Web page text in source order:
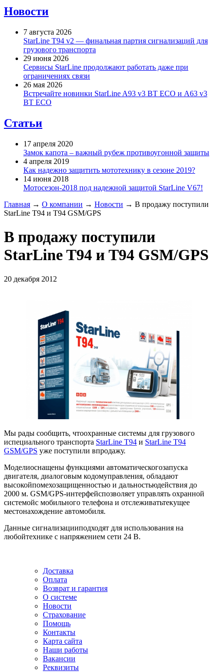
Новости
7 августа 2026
StarLine T94 v2 — финальная партия сигнализаций для
грузового транспорта
29 июня 2026
Сервисы StarLine продолжают работать даже при
ограничениях связи
26 мая 2026
Встречайте новинки StarLine A93 v3 BT ECO и A63 v3
BT ECO
Статьи
17 апреля 2020
Замок капота – важный рубеж противоугонной защиты
4 апреля 2019
Как надежно защитить мототехнику в сезоне 2019?
14 июня 2018
Мотосезон-2018 под надежной защитой StarLine V67!
Главная → О компании → Новости → В продажу поступили
StarLine T94 и T94 GSM/GPS
В продажу поступили
StarLine T94 и T94 GSM/GPS
20 декабря 2012
Мы рады сообщить, чтоохранные системы для грузового
испециального транспорта StarLine T94 и StarLine T94
GSM/GPS уже поступили впродажу.
Моделиоснащены функциями автоматическогозапуска
двигателя, диалоговым кодомуправления, обладают
высокойпомехозащищенностью и дальностьюдействия до
2000 м. GSM/GPS-интерфейспозволяет управлять охранной
системойс мобильного телефона и отслеживатьтекущее
местонахождение автомобиля.
Данные сигнализацииподходят для использования на
любойтехнике с напряжением сети 24 В.
Доставка
Оплата
Возврат и гарантия
О системе
Новости
Страхование
Помощь
Контакты
Карта сайта
Наши работы
Вакансии
Реквизиты